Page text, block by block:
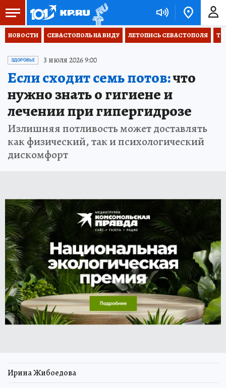
НОВОСТИ СЕВАСТОПОЛЬ НА ВИДУ ЛЕТОПИСЬ СЕВАСТОПОЛЯ
ЗДОРОВЬЕ 3 июля 2026 9:00
Если сходит семь потов:что
нужно знать о гигиене и
лечении при гипергидрозе
Излишняя потливость может доставлять
как физический, так и психологический
дискомфорт
Ирина Жибоедова